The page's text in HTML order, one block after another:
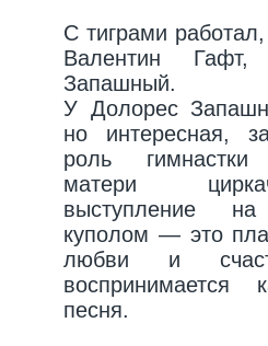
С тиграми
Валентин
Запашный.
У Долорес
но интересная,
роль гимнастки
матери
выступление
куполом — это
любви и
воспринимается
песня.